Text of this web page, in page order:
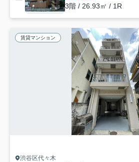
3階 / 26.93㎡ / 1R
賃貸マンション
渋谷区代々木